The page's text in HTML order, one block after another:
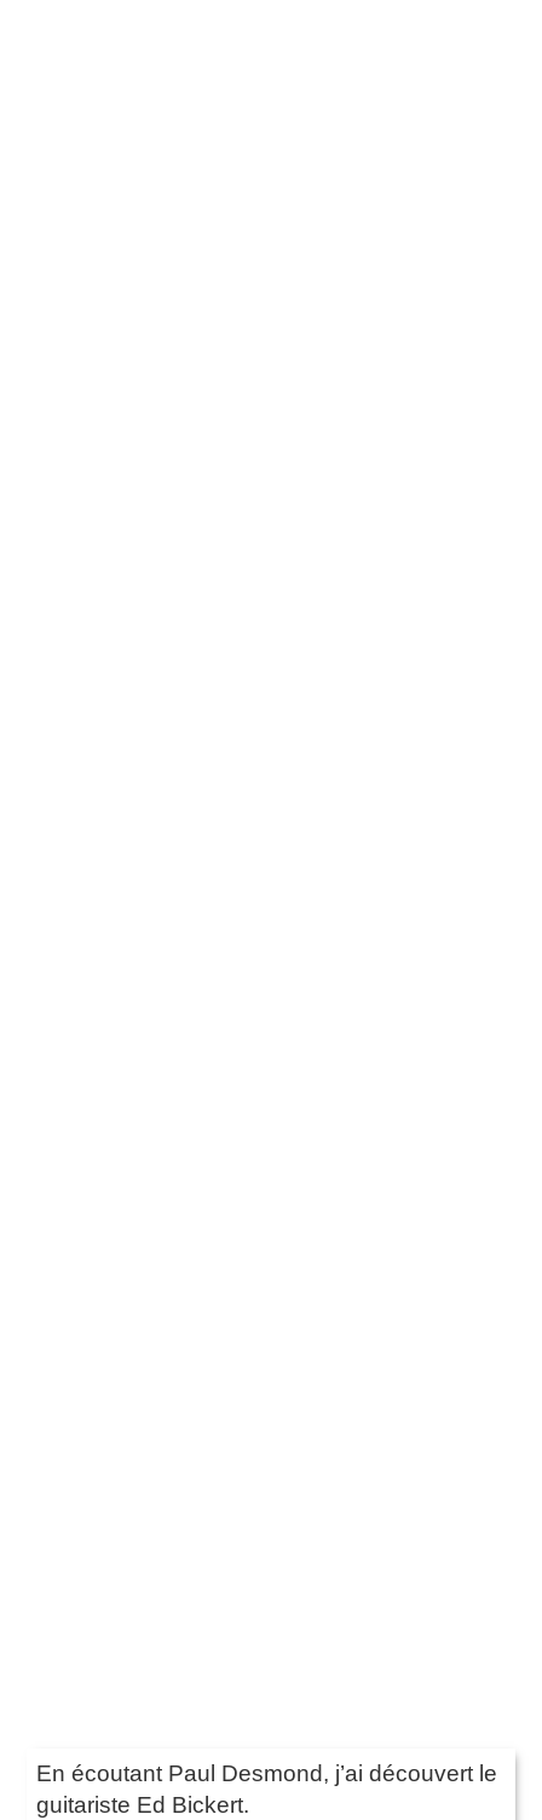
En écoutant Paul Desmond, j’ai découvert le
guitariste Ed Bickert.